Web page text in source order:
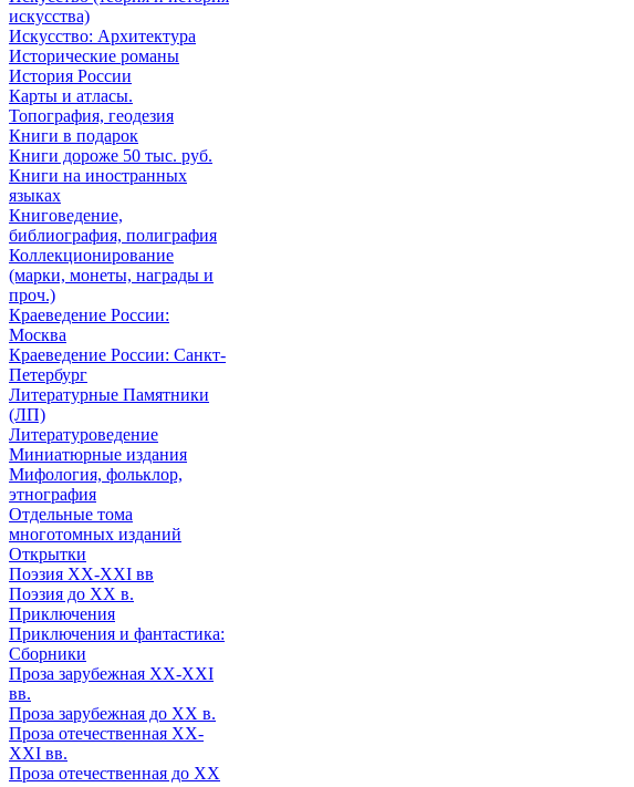
искусства)
Искусство: Архитектура
Исторические романы
История России
Карты и атласы.
Топография, геодезия
Книги в подарок
Книги дороже 50 тыс. руб.
Книги на иностранных
языках
Книговедение,
библиография, полиграфия
Коллекционирование
(марки, монеты, награды и
проч.)
Краеведение России:
Москва
Краеведение России: Санкт-
Петербург
Литературные Памятники
(ЛП)
Литературоведение
Миниатюрные издания
Мифология, фольклор,
этнография
Отдельные тома
многотомных изданий
Открытки
Поэзия XX-XXI вв
Поэзия до XX в.
Приключения
Приключения и фантастика:
Сборники
Проза зарубежная XX-XXI
вв.
Проза зарубежная до XX в.
Проза отечественная XX-
XXI вв.
Проза отечественная до XX